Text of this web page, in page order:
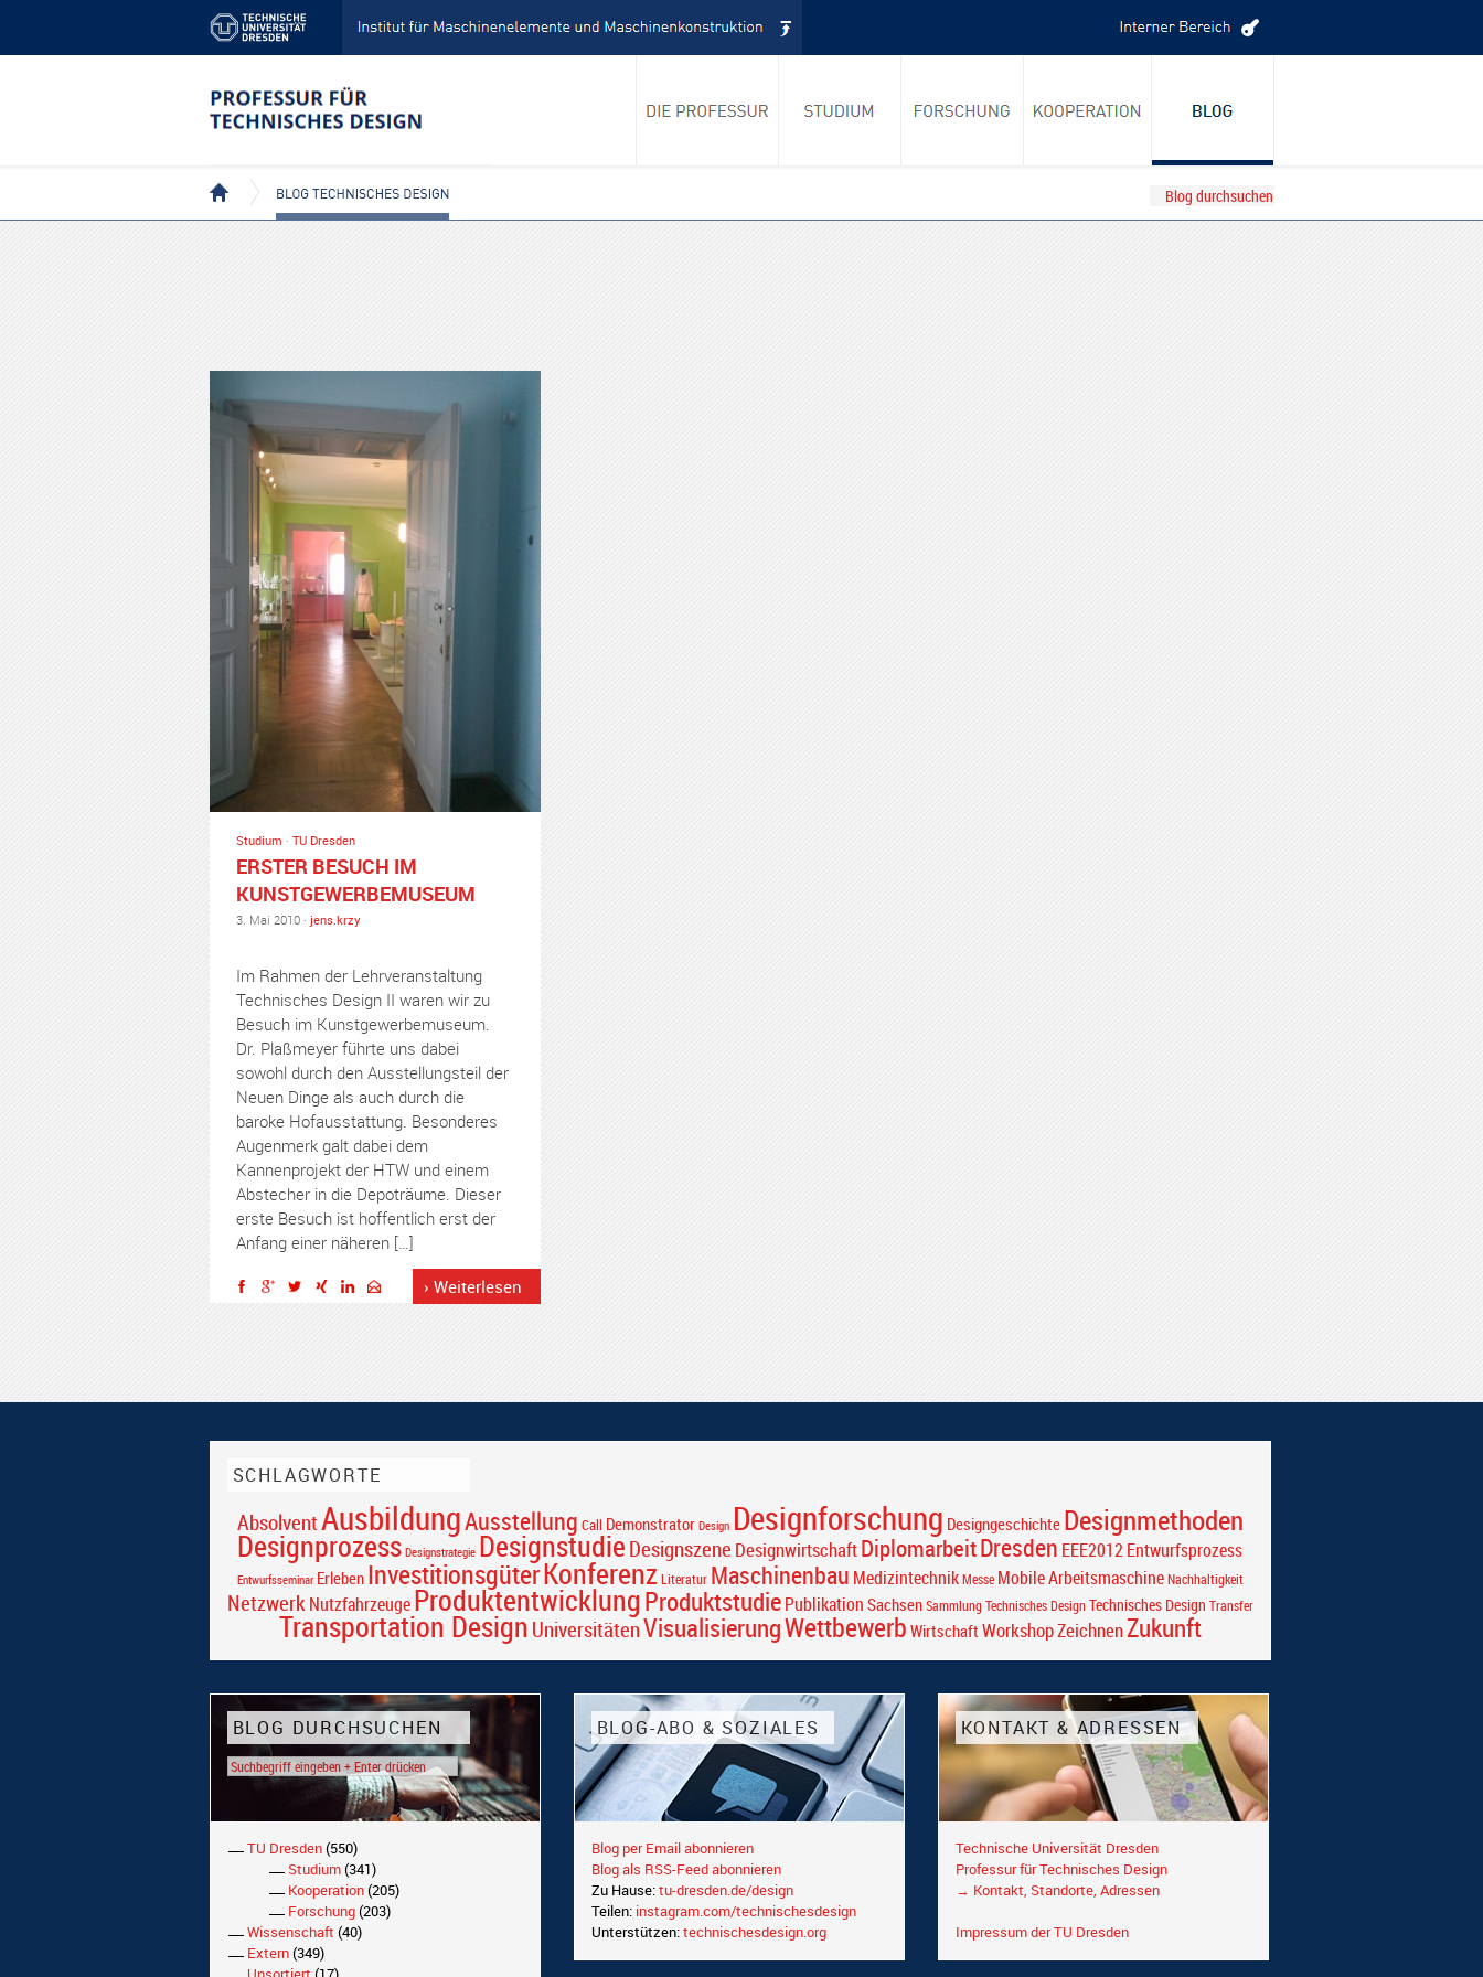
BEITRÄGE MIT DEM TAG: MUSEUM
Studium · TU Dresden
ERSTER BESUCH IM
KUNSTGEWERBEMUSEUM
3. Mai 2010 · jens.krzy
Im Rahmen der Lehrveranstaltung
Technisches Design II waren wir zu
Besuch im Kunstgewerbemuseum.
Dr. Plaßmeyer führte uns dabei
sowohl durch den Ausstellungsteil der
Neuen Dinge als auch durch die
baroke Hofausstattung. Besonderes
Augenmerk galt dabei dem
Kannenprojekt der HTW und einem
Abstecher in die Depoträume. Dieser
erste Besuch ist hoffentlich erst der
Anfang einer näheren […]
› Weiterlesen
SCHLAGWORTE
AbsolventAusbildungAusstellung Call Demonstrator Design Designforschung Designgeschichte Designmethoden
Designprozess Designstrategie DesignstudieDesignszene DesignwirtschaftDiplomarbeitDresden EEE2012Entwurfsprozess
Entwurfsseminar Erleben InvestitionsgüterKonferenz Literatur Maschinenbau Medizintechnik Messe Mobile Arbeitsmaschine Nachhaltigkeit
Netzwerk Nutzfahrzeuge ProduktentwicklungProduktstudie Publikation Sachsen Sammlung Technisches Design Technisches Design Transfer
Transportation Design UniversitätenVisualisierungWettbewerb WirtschaftWorkshopZeichnen Zukunft
BLOG DURCHSUCHEN
TU Dresden(550)
Studium(341)
Kooperation(205)
Forschung(203)
Wissenschaft (40)
Extern(349)
BLOG-ABO & SOZIALES
Blog per Email abonnieren
Blog als RSS-Feed abonnieren
Zu Hause:tu-dresden.de/design
Teilen: instagram.com/technischesdesign
Unterstützen:technischesdesign.org
KONTAKT & ADRESSEN
Technische Universität Dresden
Professur für Technisches Design
→ Kontakt, Standorte, Adressen
Impressum der TU Dresden